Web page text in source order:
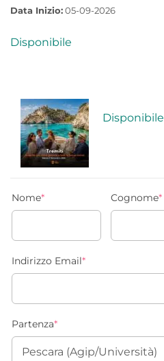
Data Inizio: 05-09-2026
Disponibile
Disponibile
Nome* Cognome*
Indirizzo Email*
Partenza*